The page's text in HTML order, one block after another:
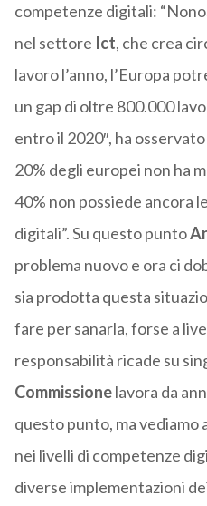
competenze digitali:
nel settore Ict, che crea
lavoro l’anno, l’Europa
un gap di oltre 800.000
entro il 2020″, ha osservato
20% degli europei non ha
40% non possiede ancora
digitali”. Su questo punto
problema nuovo e ora ci
sia prodotta questa
fare per sanarla, forse a
responsabilità ricade su
Commissionelavora da
questo punto, ma
nei livelli di competenze
diverse implementazioni